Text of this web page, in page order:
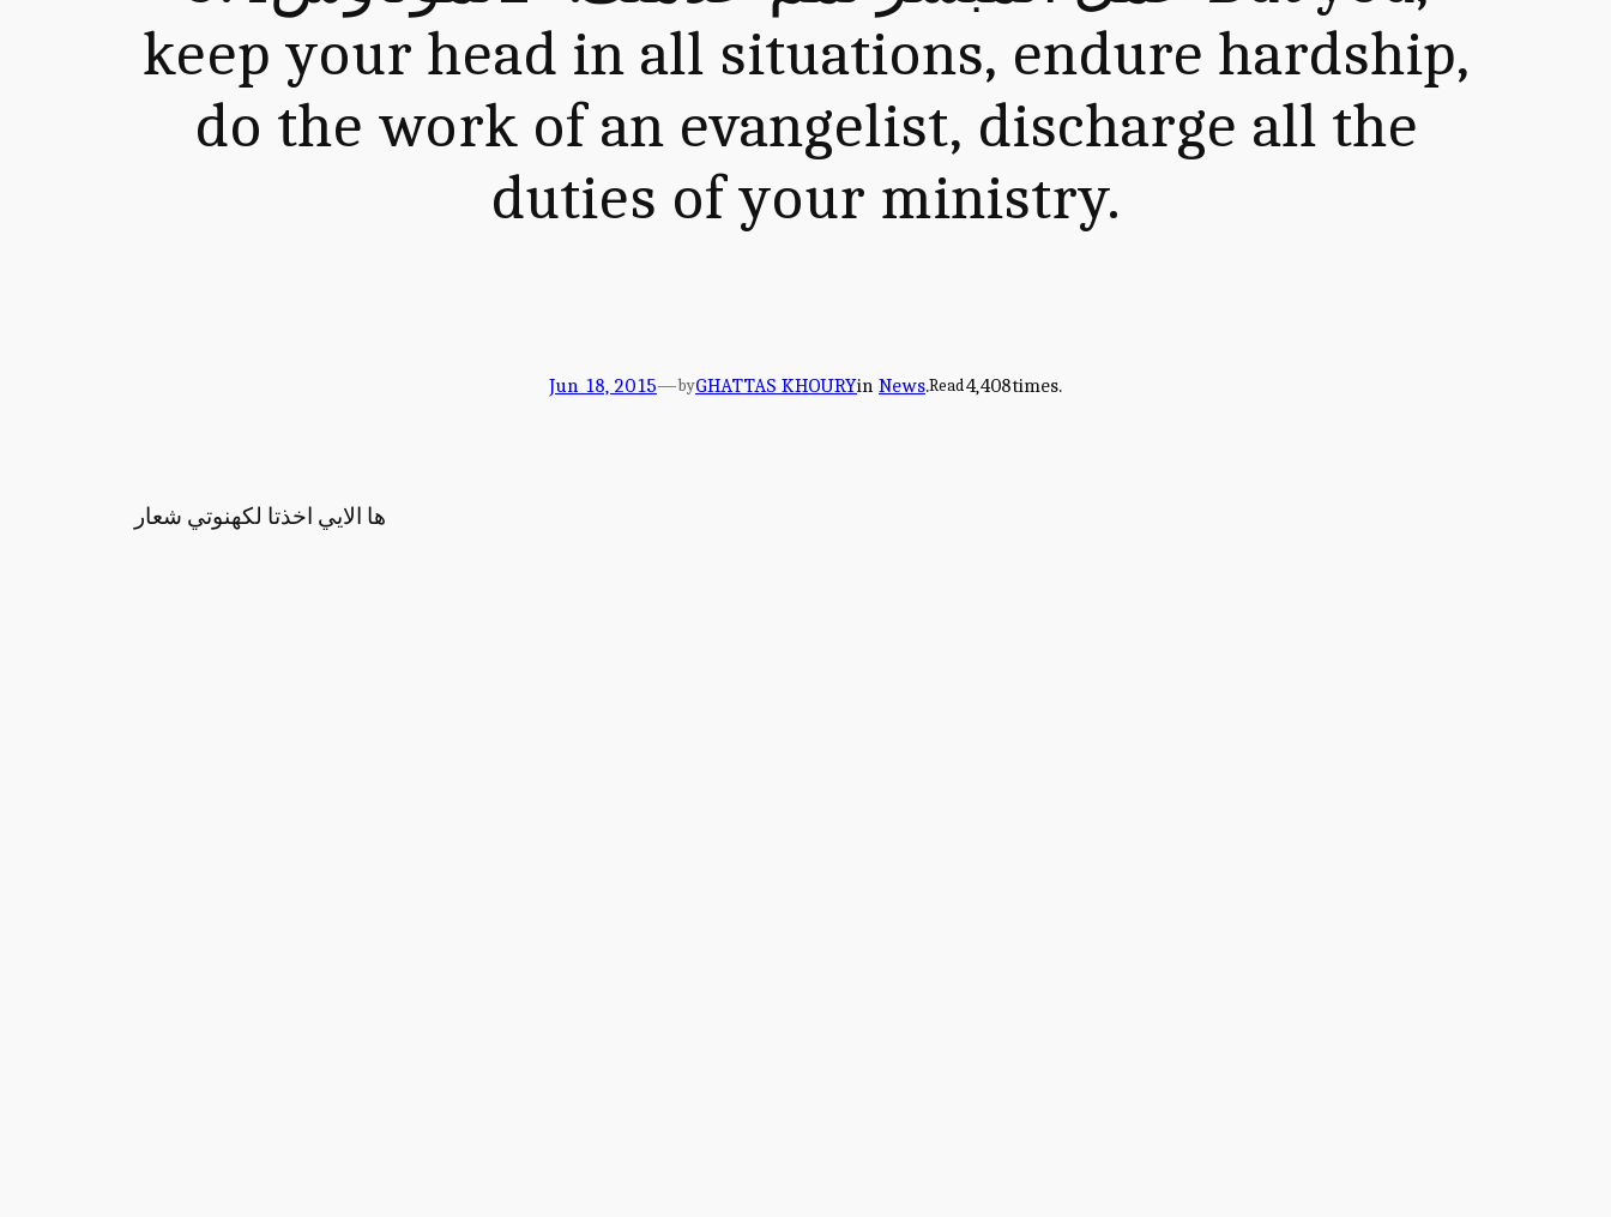
keep your head in all situations, endure hardship,
do the work of an evangelist, discharge all the
duties of your ministry.
Jun 18, 2015—byGHATTAS KHOURYin News.Read4,408times.
ها الايي اخذتا لكهنوتي شعار